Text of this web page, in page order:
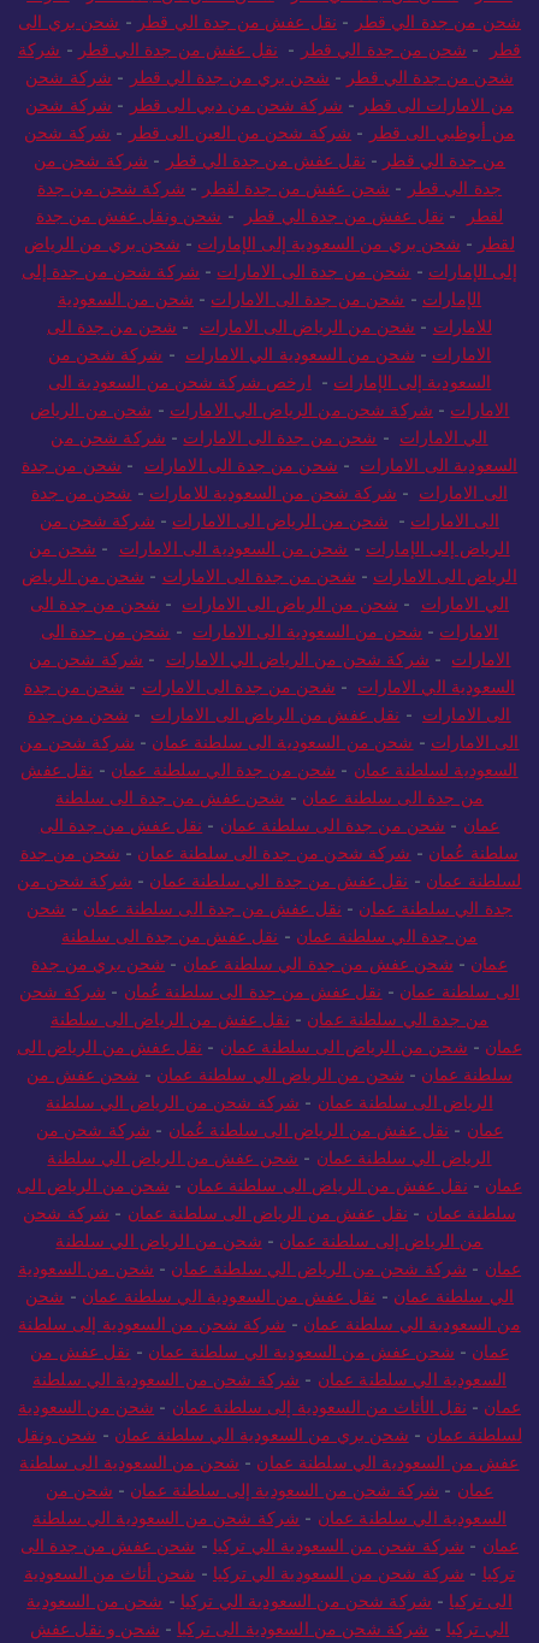
شحن من جدة الي قطر - نقل عفش من جدة الي قطر - شحن بري الى
قطر
- شحن من جدة الي قطر - نقل عفش من جدة الي قطر - شركة
شحن من جدة الي قطر - شحن بري من جدة الي قطر - شركة شحن
من الامارات الى قطر - شركة شحن من دبي الى قطر - شركة شحن
من أبوظبي الى قطر - شركة شحن من العين الى قطر - شركة شحن
من جدة الي قطر - نقل عفش من جدة الي قطر - شركة شحن من
جدة الي قطر - شحن عفش من جدة لقطر - شركة شحن من جدة
لقطر
- نقل عفش من جدة الي قطر - شحن ونقل عفش من جدة
لقطر - شحن بري من السعودية إلى الإمارات - شحن بري من الرياض
إلى الإمارات - شحن من جدة الى الامارات - شركة شحن من جدة إلى
الإمارات - شحن من جدة الى الامارات - شحن من السعودية
للامارات - شحن من الرياض الى الامارات - شحن من جدة الى
الامارات - شحن من السعودية الي الامارات - شركة شحن من
السعودية إلى الإمارات - ارخص شركة شحن من السعودية الى
الامارات - شركة شحن من الرياض الي الامارات - شحن من الرياض
الي الامارات - شحن من جدة الى الامارات - شركة شحن من
السعودية الى الامارات - شحن من جدة الى الامارات - شحن من جدة
الى الامارات - شركة شحن من السعودية للامارات - شحن من جدة
الى الامارات - شحن من الرياض الى الامارات - شركة شحن من
الرياض إلى الإمارات - شحن من السعودية الى الامارات - شحن من
الرياض الى الامارات - شحن من جدة الى الامارات - شحن من الرياض
الي الامارات - شحن من الرياض الى الامارات - شحن من جدة الى
الامارات - شحن من السعودية الى الامارات - شحن من جدة الى
الامارات - شركة شحن من الرياض الي الامارات - شركة شحن من
السعودية الي الامارات - شحن من جدة الى الامارات - شحن من جدة
الى الامارات - نقل عفش من الرياض الى الامارات - شحن من جدة
الى الامارات - شحن من السعودية الى سلطنة عمان - شركة شحن من
السعودية لسلطنة عمان - شحن من جدة الي سلطنة عمان - نقل عفش
من جدة الى سلطنة عمان - شحن عفش من جدة الى سلطنة
عمان - شحن من جدة الى سلطنة عمان - نقل عفش من جدة الى
سلطنة عُمان - شركة شحن من جدة الى سلطنة عمان - شحن من جدة
لسلطنة عمان - نقل عفش من جدة الي سلطنة عمان - شركة شحن من
جدة الي سلطنة عمان - نقل عفش من جدة الى سلطنة عمان - شحن
من جدة الي سلطنة عمان - نقل عفش من جدة الى سلطنة
عمان - شحن عفش من جدة الي سلطنة عمان - شحن بري من جدة
الى سلطنة عمان - نقل عفش من جدة الى سلطنة عُمان - شركة شحن
من جدة الي سلطنة عمان - نقل عفش من الرياض الى سلطنة
عمان - شحن من الرياض الى سلطنة عمان - نقل عفش من الرياض الى
سلطنة عمان - شحن من الرياض الي سلطنة عمان - شحن عفش من
الرياض الى سلطنة عمان - شركة شحن من الرياض الي سلطنة
عمان - نقل عفش من الرياض الى سلطنة عُمان - شركة شحن من
الرياض الي سلطنة عمان - شحن عفش من الرياض الي سلطنة
عمان - نقل عفش من الرياض الى سلطنة عمان - شحن من الرياض الى
سلطنة عمان - نقل عفش من الرياض الى سلطنة عمان - شركة شحن
من الرياض إلى سلطنة عمان - شحن من الرياض الي سلطنة
عمان - شركة شحن من الرياض الي سلطنة عمان - شحن من السعودية
الي سلطنة عمان - نقل عفش من السعودية الي سلطنة عمان - شحن
من السعودية الي سلطنة عمان - شركة شحن من السعودية إلى سلطنة
عمان - شحن عفش من السعودية الي سلطنة عمان - نقل عفش من
السعودية الي سلطنة عمان - شركة شحن من السعودية الي سلطنة
عمان - نقل الأثاث من السعودية إلى سلطنة عمان - شحن من السعودية
لسلطنة عمان - شحن بري من السعودية الي سلطنة عمان - شحن ونقل
عفش من السعودية الي سلطنة عمان - شحن من السعودية الى سلطنة
عمان - شركة شحن من السعودية إلى سلطنة عمان - شحن من
السعودية الي سلطنة عمان - شركة شحن من السعودية الي سلطنة
عمان - شركة شحن من السعودية الي تركيا - شحن عفش من جدة الى
تركيا - شركة شحن من السعودية الي تركيا - شحن أثاث من السعودية
الى تركيا - شركة شحن من السعودية الي تركيا - شحن من السعودية
الي تركيا - شركة شحن من السعودية الى تركيا - شحن و نقل عفش